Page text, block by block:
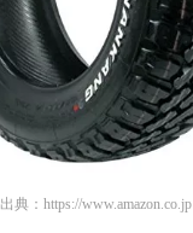
出典： https://www.amazon.co.jp